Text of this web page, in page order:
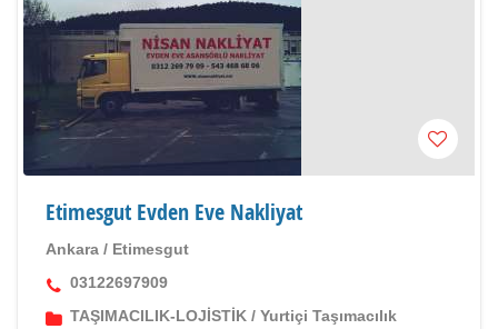
Etimesgut Evden Eve Nakliyat
Ankara / Etimesgut
03122697909
TAŞIMACILIK-LOJİSTİK / Yurtiçi Taşımacılık